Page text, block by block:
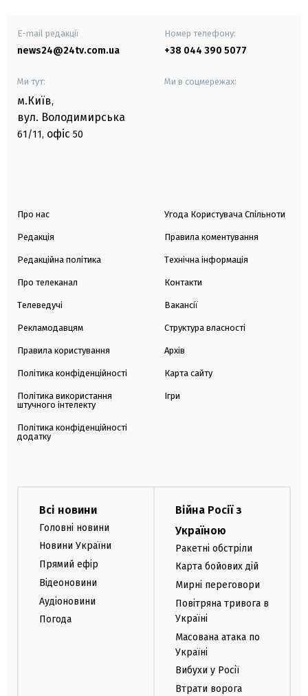
E-mail редакції
news24@24tv.com.ua
Номер телефону:
+38 044 390 5077
Ми тут:
м.Київ,
вул. Володимирська
61/11, офіс 50
Ми в соцмережах:
Про нас
Редакція
Редакційна політика
Про телеканал
Телеведучі
Рекламодавцям
Правила користування
Політика конфіденційності
Політика використання
штучного інтелекту
Політика конфіденційності
додатку
Угода Користувача Спільноти
Правила коментування
Технічна інформація
Контакти
Вакансії
Структура власності
Архів
Карта сайту
Ігри
Всі новини
Головні новини
Новини України
Прямий ефір
Відеоновини
Аудіоновини
Погода
Війна Росії з
Україною
Ракетні обстріли
Карта бойових дій
Мирні переговори
Повітряна тривога в
Україні
Масована атака по
Україні
Вибухи у Росії
Втрати ворога